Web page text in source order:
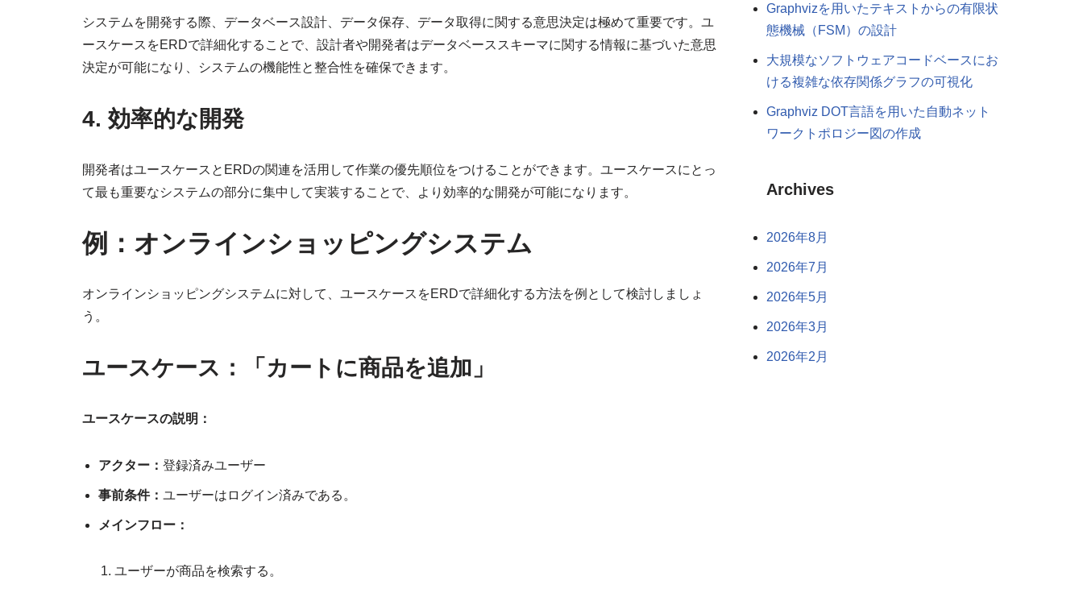
システムを開発する際、データベース設計、データ保存、データ取得に関する意思決定は極めて重要です。ユ
ースケースをERDで詳細化することで、設計者や開発者はデータベーススキーマに関する情報に基づいた意思
決定が可能になり、システムの機能性と整合性を確保できます。
4. 効率的な開発
開発者はユースケースとERDの関連を活用して作業の優先順位をつけることができます。ユースケースにとっ
て最も重要なシステムの部分に集中して実装することで、より効率的な開発が可能になります。
例：オンラインショッピングシステム
オンラインショッピングシステムに対して、ユースケースをERDで詳細化する方法を例として検討しましょ
う。
ユースケース：「カートに商品を追加」
ユースケースの説明：
アクター： 登録済みユーザー
事前条件： ユーザーはログイン済みである。
メインフロー：
ユーザーが商品を検索する。
Graphvizを用いたテキストからの有限状
態機械（FSM）の設計
大規模なソフトウェアコードベースにお
ける複雑な依存関係グラフの可視化
Graphviz DOT言語を用いた自動ネット
ワークトポロジー図の作成
Archives
2026年8月
2026年7月
2026年5月
2026年3月
2026年2月